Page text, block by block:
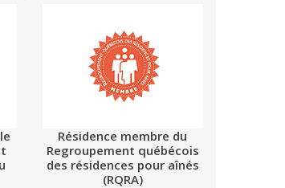
Résidence membre du
Regroupement québécois
des résidences pour aînés
(RQRA)